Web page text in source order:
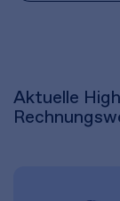
Aktuelle